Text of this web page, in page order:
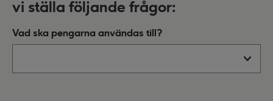
vi ställa följande frågor:
Vad ska pengarna användas till?